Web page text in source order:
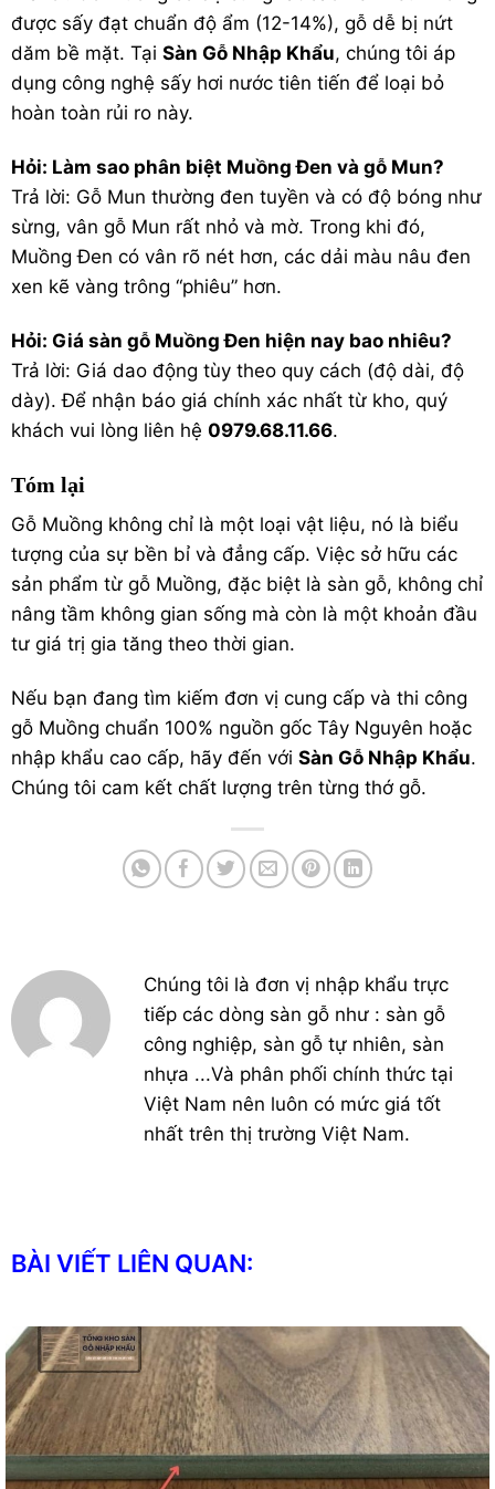
được sấy đạt chuẩn độ ẩm (12-14%), gỗ dễ bị nứt
dăm bề mặt. Tại Sàn Gỗ Nhập Khẩu, chúng tôi áp
dụng công nghệ sấy hơi nước tiên tiến để loại bỏ
hoàn toàn rủi ro này.
Hỏi: Làm sao phân biệt Muồng Đen và gỗ Mun?
Trả lời: Gỗ Mun thường đen tuyền và có độ bóng như
sừng, vân gỗ Mun rất nhỏ và mờ. Trong khi đó,
Muồng Đen có vân rõ nét hơn, các dải màu nâu đen
xen kẽ vàng trông “phiêu” hơn.
Hỏi: Giá sàn gỗ Muồng Đen hiện nay bao nhiêu?
Trả lời: Giá dao động tùy theo quy cách (độ dài, độ
dày). Để nhận báo giá chính xác nhất từ kho, quý
khách vui lòng liên hệ 0979.68.11.66.
Tóm lại
Gỗ Muồng không chỉ là một loại vật liệu, nó là biểu
tượng của sự bền bỉ và đẳng cấp. Việc sở hữu các
sản phẩm từ gỗ Muồng, đặc biệt là sàn gỗ, không chỉ
nâng tầm không gian sống mà còn là một khoản đầu
tư giá trị gia tăng theo thời gian.
Nếu bạn đang tìm kiếm đơn vị cung cấp và thi công
gỗ Muồng chuẩn 100% nguồn gốc Tây Nguyên hoặc
nhập khẩu cao cấp, hãy đến với Sàn Gỗ Nhập Khẩu.
Chúng tôi cam kết chất lượng trên từng thớ gỗ.
Chúng tôi là đơn vị nhập khẩu trực
tiếp các dòng sàn gỗ như : sàn gỗ
công nghiệp, sàn gỗ tự nhiên, sàn
nhựa ...Và phân phối chính thức tại
Việt Nam nên luôn có mức giá tốt
nhất trên thị trường Việt Nam.
BÀI VIẾT LIÊN QUAN: